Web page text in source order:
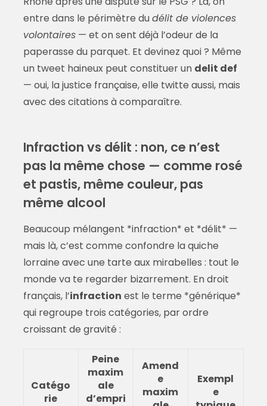
entre dans le périmètre dudélit de violences
volontaires— et on sent déjà l’odeur de la
paperasse du parquet. Et devinez quoi ? Même
un tweet haineux peut constituer un delit def
— oui, la justice française, elle twitte aussi, mais
avec des citations à comparaître.
Infraction vs délit : non, ce n’est
pas la même chose — comme rosé
et pastis, même couleur, pas
même alcool
Beaucoup mélangent *infraction* et *délit* —
mais là, c’est comme confondre la quiche
lorraine avec une tarte aux mirabelles : tout le
monde va te regarder bizarrement. En droit
français, l’infraction est le terme *générique*
qui regroupe trois catégories, par ordre
croissant de gravité :
Catégo
rie
Peine
maxim
ale
d’empri
Amend
e
maxim
Exempl
e